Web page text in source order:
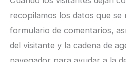
recopilamos los datos que se
formulario de comentarios,
del visitante y la cadena de